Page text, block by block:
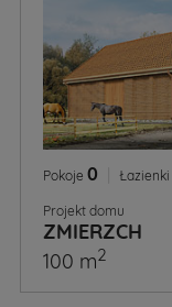
Pokoje 0 Łazienki
Projekt domu
ZMIERZCH
100 m2